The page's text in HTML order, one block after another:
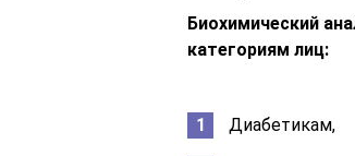
Биохимический
категориям лиц:
Диабетикам,